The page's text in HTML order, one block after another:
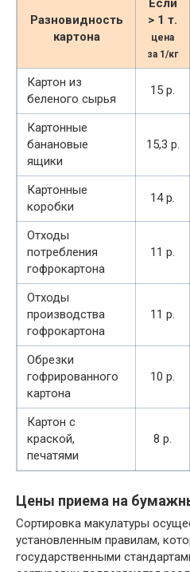
Разновидность
картона
Если
> 1 т.
цена
за 1/кг
Картон из
беленого сырья
15 р.
Картонные
банановые
ящики
15,3 р.
Картонные
коробки
14 р.
Отходы
потребления
гофрокартона
11 р.
Отходы
производства
гофрокартона
11 р.
Обрезки
гофрированного
картона
10 р.
Картон с
краской,
печатями
8 р.
Цены приема на
Сортировка макулатуры
установленным правилам,
государственными